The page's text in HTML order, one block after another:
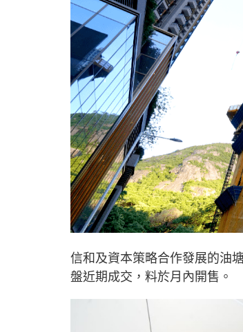
信和及資本策略合作發展的油
盤近期成交，料於月內開售。